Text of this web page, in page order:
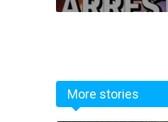
More stories